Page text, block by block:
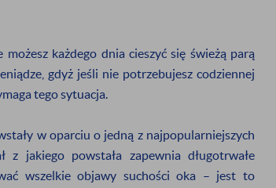
każdego dnia cieszyć się świeżą parą
gdyż jeśli nie potrzebujesz codziennej
tego sytuacja.
w oparciu o jedną z najpopularniejszych
jakiego powstała zapewnia długotrwałe
wszelkie objawy suchości oka – jest to
informacji handlowej drogą elektroniczną na
promocją oraz produktów z wyprzedaży.